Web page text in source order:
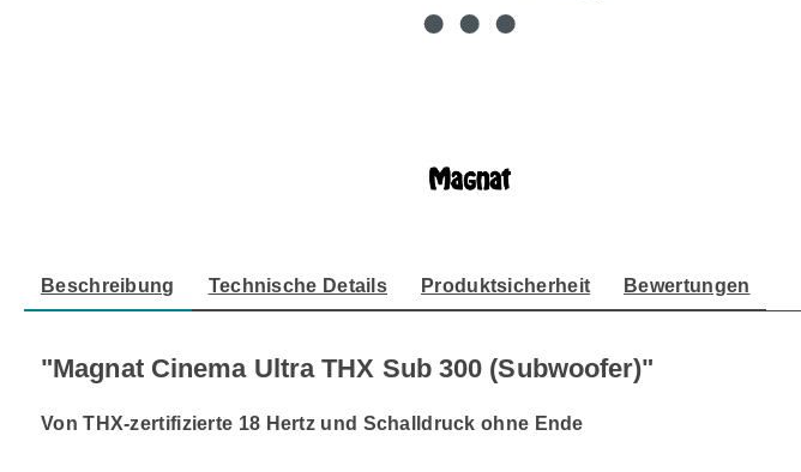
Beschreibung Technische Details Produktsicherheit Bewertungen
"Magnat Cinema Ultra THX Sub 300 (Subwoofer)"
Von THX-zertifizierte 18 Hertz und Schalldruck ohne Ende